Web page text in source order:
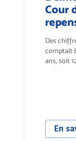
Cour
Des
comptait
ans, soit
En